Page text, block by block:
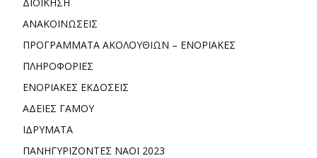
ΑΝΑΚΟΙΝΩΣΕΙΣ
ΠΡΟΓΡΑΜΜΑΤΑ ΑΚΟΛΟΥΘΙΩΝ – ΕΝΟΡΙΑΚΕΣ
ΠΛΗΡΟΦΟΡΙΕΣ
ΕΝΟΡΙΑΚΕΣ ΕΚΔΟΣΕΙΣ
ΑΔΕΙΕΣ ΓΑΜΟΥ
ΙΔΡΥΜΑΤΑ
ΠΑΝΗΓΥΡΙΖΟΝΤΕΣ ΝΑΟΙ 2023